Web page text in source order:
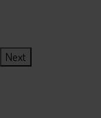
Next